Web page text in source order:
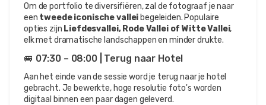
Om de portfolio te diversifiëren, zal de fotograaf je naar
een tweede iconische vallei begeleiden. Populaire
opties zijn Liefdesvallei, Rode Vallei of Witte Vallei,
elk met dramatische landschappen en minder drukte.
🚐 07:30 – 08:00 | Terug naar Hotel
Aan het einde van de sessie word je terug naar je hotel
gebracht. Je bewerkte, hoge resolutie foto's worden
digitaal binnen een paar dagen geleverd.